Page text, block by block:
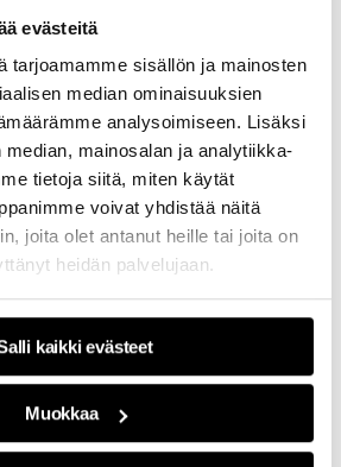
evästeitä
tarjoamamme sisällön ja mainosten
median ominaisuuksien
analysoimiseen. Lisäksi
mainosalan ja analytiikka-
tietoja siitä, miten käytät
voivat yhdistää näitä
joita olet antanut heille tai joita on
heidän palvelujaan.
kaikki evästeet
Muokkaa
a
que
hacia